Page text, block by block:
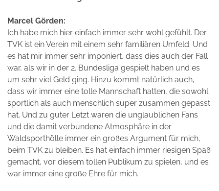
Marcel Görden:
Ich habe mich hier einfach immer sehr wohl gefühlt. Der
TVK ist ein Verein mit einem sehr familiären Umfeld. Und
es hat mir immer sehr imponiert, dass dies auch der Fall
war, als wir in der 2. Bundesliga gespielt haben und es
um sehr viel Geld ging. Hinzu kommt natürlich auch,
dass wir immer eine tolle Mannschaft hatten, die sowohl
sportlich als auch menschlich super zusammen gepasst
hat. Und zu guter Letzt waren die unglaublichen Fans
und die damit verbundene Atmosphäre in der
Waldsporthölle immer ein großes Argument für mich,
beim TVK zu bleiben. Es hat einfach immer riesigen Spaß
gemacht, vor diesem tollen Publikum zu spielen, und es
war immer eine große Ehre für mich.